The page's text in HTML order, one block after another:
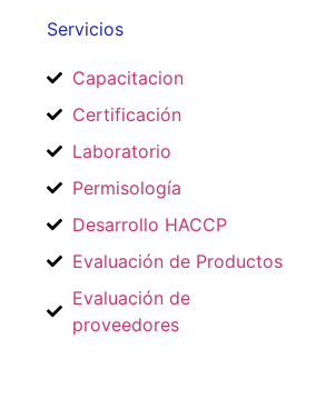
Servicios
Capacitacion
Certificación
Laboratorio
Permisología
Desarrollo HACCP
Evaluación de Productos
Evaluación de
proveedores